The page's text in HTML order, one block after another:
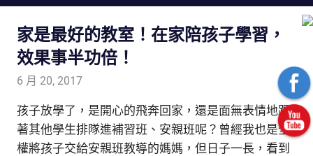
家是最好的教室！在家陪孩子學習，
效果事半功倍！
6 月 20, 2017
孩子放學了，是開心的飛奔回家，還是面無表情地跟
著其他學生排隊進補習班、安親班呢？ 曾經我也是全
權將孩子交給安親班教導的媽媽，但日子一長，看到